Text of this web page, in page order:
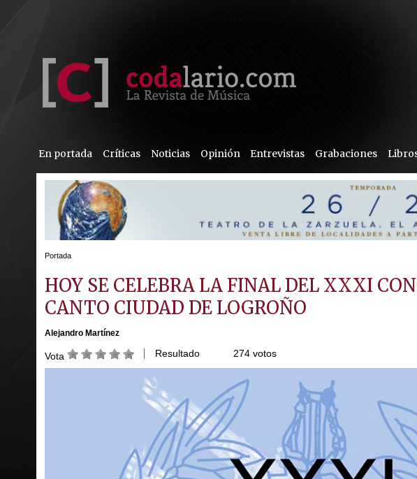
En portada Críticas Noticias Opinión Entrevistas Grabaciones
Portada
HOY SE CELEBRA LA FINAL DEL XXXI
CANTO CIUDAD DE LOGROÑO
Alejandro Martínez
Vota Resultado 274 votos